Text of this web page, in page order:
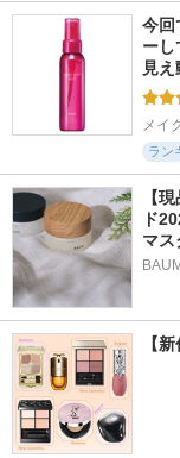
今回
ー
見
メイ
ラン
【
ド
マス
BAUM
【